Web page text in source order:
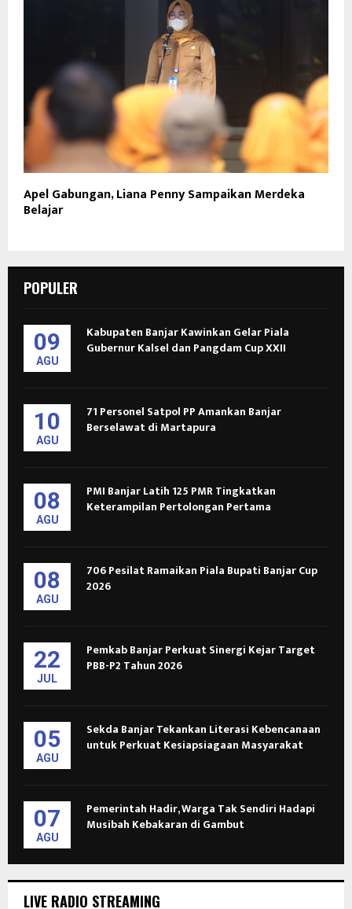
Apel Gabungan, Liana Penny Sampaikan Merdeka
Belajar
POPULER
09
AGU
Kabupaten Banjar Kawinkan Gelar Piala
Gubernur Kalsel dan Pangdam Cup XXII
10
AGU
71 Personel Satpol PP Amankan Banjar
Berselawat di Martapura
08
AGU
PMI Banjar Latih 125 PMR Tingkatkan
Keterampilan Pertolongan Pertama
08
AGU
706 Pesilat Ramaikan Piala Bupati Banjar Cup
2026
22
JUL
Pemkab Banjar Perkuat Sinergi Kejar Target
PBB-P2 Tahun 2026
05
AGU
Sekda Banjar Tekankan Literasi Kebencanaan
untuk Perkuat Kesiapsiagaan Masyarakat
07
AGU
Pemerintah Hadir, Warga Tak Sendiri Hadapi
Musibah Kebakaran di Gambut
LIVE RADIO STREAMING